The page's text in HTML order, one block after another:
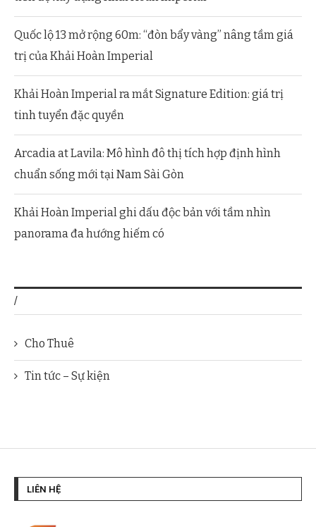
Quốc lộ 13 mở rộng 60m: “đòn bẩy vàng” nâng tầm giá
trị của Khải Hoàn Imperial
Khải Hoàn Imperial ra mắt Signature Edition: giá trị
tinh tuyển đặc quyền
Arcadia at Lavila: Mô hình đô thị tích hợp định hình
chuẩn sống mới tại Nam Sài Gòn
Khải Hoàn Imperial ghi dấu độc bản với tầm nhìn
panorama đa hướng hiếm có
/
Cho Thuê
Tin tức – Sự kiện
LIÊN HỆ